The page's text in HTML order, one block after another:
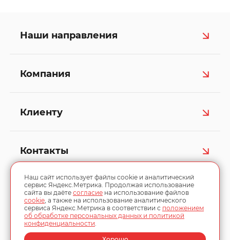
Наши направления
Компания
Клиенту
Контакты
© 2013–2026, «Спецмир»
Наш сайт использует файлы cookie и аналитический
сервис Яндекс.Метрика. Продолжая использование
сайта вы даёте согласие на использование файлов
cookie, а также на использование аналитического
сервиса Яндекс.Метрика в соответствии с положением
об обработке персональных данных и политикой
конфиденциальности.